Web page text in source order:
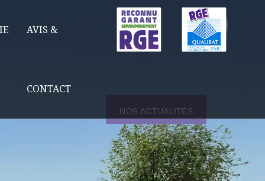
AVIS &
CONTACT
NOS ACTUALITÉS